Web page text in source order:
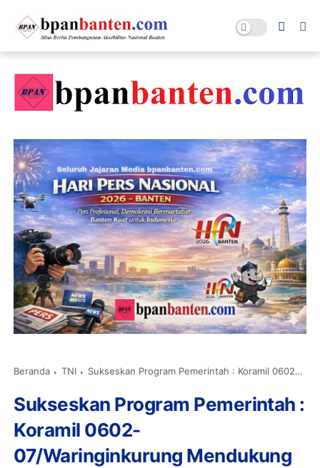
Beranda TNI Sukseskan Program Pemerintah : Koramil 0602-07/Waringinkurung Mendukung Pekan Imunisasi Nasional Polio Tahun 2024
Sukseskan Program Pemerintah :
Koramil 0602-
07/Waringinkurung Mendukung